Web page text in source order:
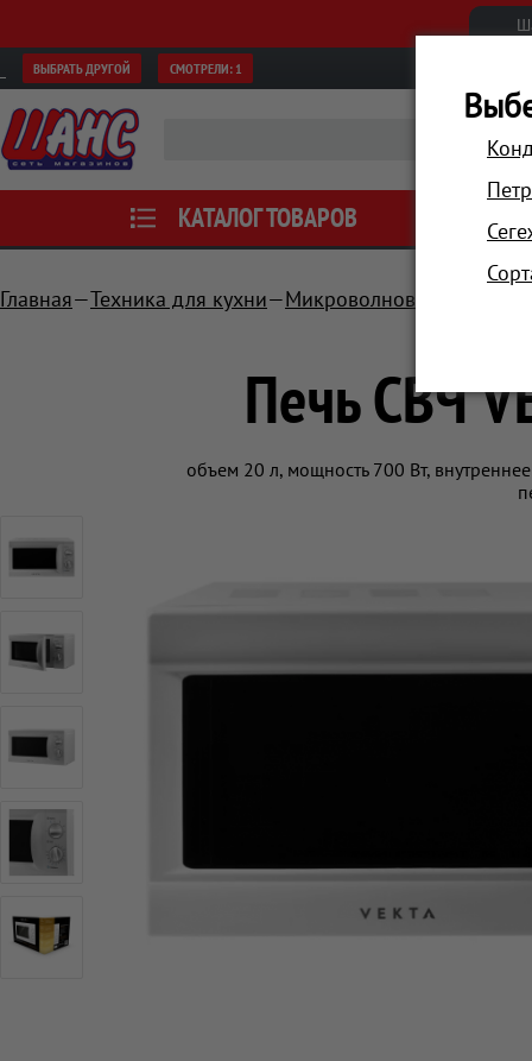
ВЫБРАТЬ ДРУГОЙ СМОТРЕЛИ: 1
КАТАЛОГ ТОВАРОВ АКЦИИ
Главная Техника для кухни Микроволновые печи
Печь СВЧ
объем 20 л, мощность 700 Вт,